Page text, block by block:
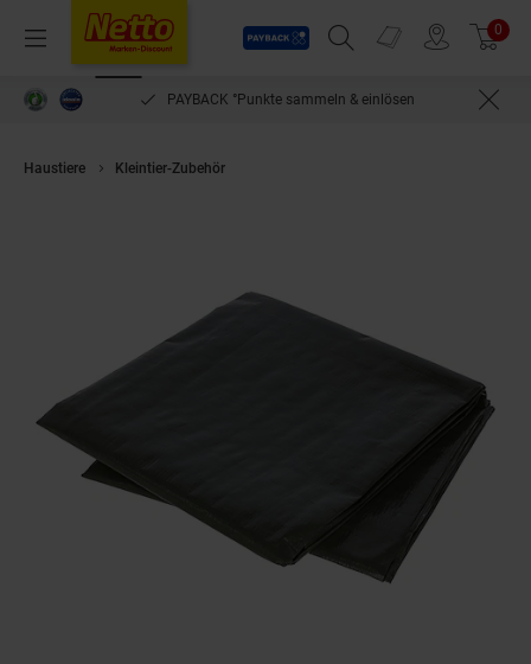
Menü
Payback
Suchfeld einblenden
Prospekte 0
PAYBACK °Punkte sammeln & einlösen
Haustiere Kleintier-Zubehör